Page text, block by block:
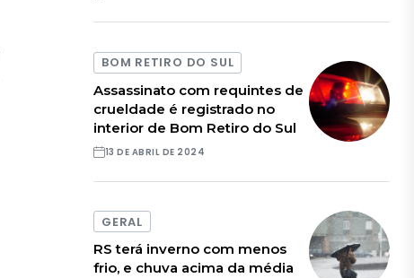
BOM RETIRO DO SUL
Assassinato com requintes de
crueldade é registrado no
interior de Bom Retiro do Sul
13 DE ABRIL DE 2024
GERAL
RS terá inverno com menos
frio, e chuva acima da média